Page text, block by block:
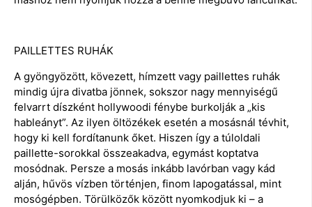
PAILLETTES RUHÁK
A gyöngyözött, kövezett, hímzett vagy paillettes ruhák
mindig újra divatba jönnek, sokszor nagy mennyiségű
felvarrt díszként hollywoodi fénybe burkolják a „kis
hableányt”. Az ilyen öltözékek esetén a mosásnál tévhit,
hogy ki kell fordítanunk őket. Hiszen így a túloldali
paillette-sorokkal összeakadva, egymást koptatva
mosódnak. Persze a mosás inkább lavórban vagy kád
alján, hűvös vízben történjen, finom lapogatással, mint
mosógépben. Törülközők között nyomkodjuk ki – a